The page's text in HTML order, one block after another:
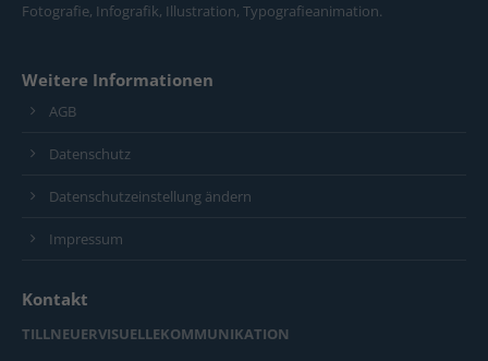
Fotografie, Infografik, Illustration, Typografieanimation.
Weitere Informationen
AGB
Datenschutz
Datenschutzeinstellung ändern
Impressum
Kontakt
TILLNEUERVISUELLEKOMMUNIKATION